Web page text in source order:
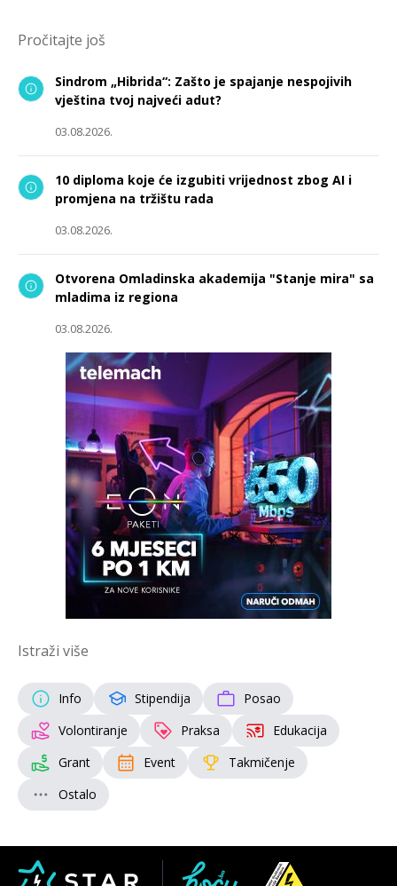
Pročitajte još
Sindrom „Hibrida“: Zašto je spajanje nespojivih
vještina tvoj najveći adut?
03.08.2026.
10 diploma koje će izgubiti vrijednost zbog AI i
promjena na tržištu rada
03.08.2026.
Otvorena Omladinska akademija "Stanje mira" sa
mladima iz regiona
03.08.2026.
Istraži više
Info Stipendija
Posao
Volontiranje
Praksa
Edukacija
Grant
Event
Takmičenje
Ostalo